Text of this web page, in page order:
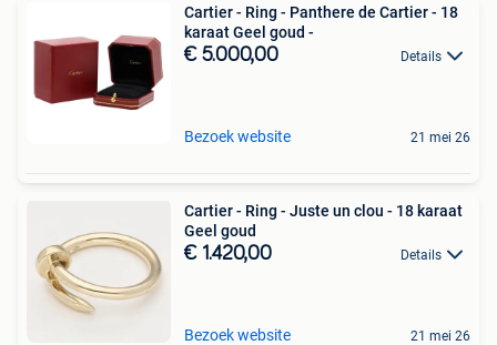
Cartier - Ring - Panthere de Cartier - 18
karaat Geel goud -
€ 5.000,00 Details
Bezoek website 21 mei 26
Cartier - Ring - Juste un clou - 18 karaat
Geel goud
€ 1.420,00 Details
Bezoek website 21 mei 26